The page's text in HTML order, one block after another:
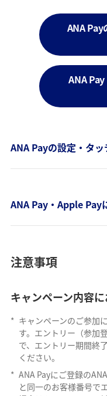
ANA
ANA
ANA Payの設定・タ
ANA Pay・Apple Pay
注意事項
キャンペーン内容
* キャンペーンのご参加
す。エントリー（参加
で、エントリー期間終
ください。
* ANA Payにご登録の
と同一のお客様番号で